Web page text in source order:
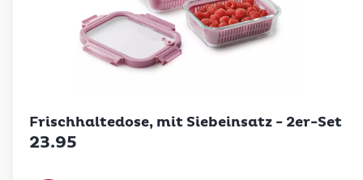
Frischhaltedose, mit Siebeinsatz - 2er-Set
23.95